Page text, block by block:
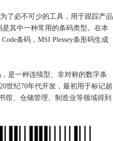
了必不可少的工具，用于跟踪产品
是其中一种常用的条码类型。在本
条码，MSI Plessey条形码生成
是一种连续型、非对称的数字条
世纪70年代开发，最初用于标记超
馆、仓储管理、制造业等领域得到